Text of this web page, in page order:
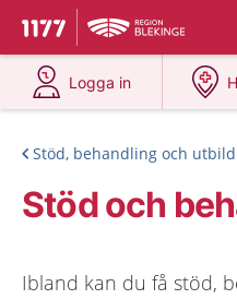
Till startsidan för 1177
Du har valt region
Logga in
på 1177.se
Stöd, behandling och
Stöd och
Ibland kan du få stöd,